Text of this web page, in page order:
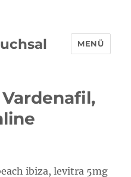
MENÜ
ibiza, levitra 5mg